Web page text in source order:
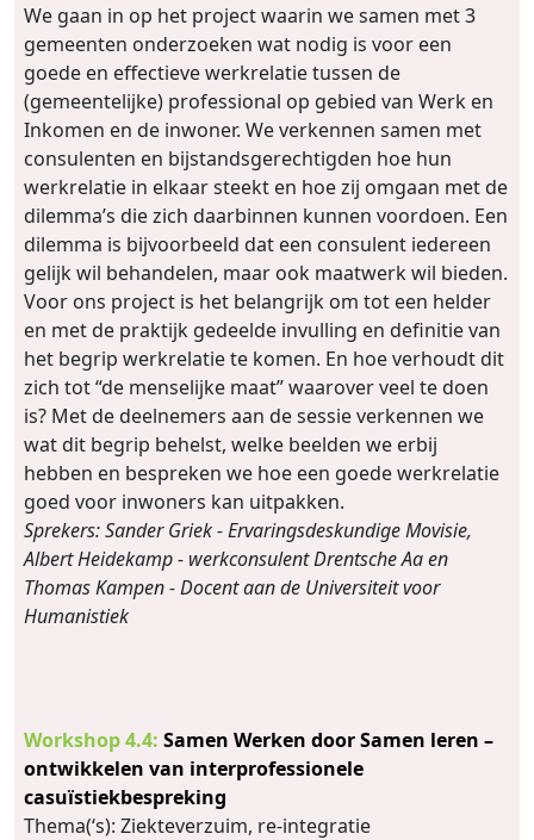
We gaan in op het project waarin we samen met 3
gemeenten onderzoeken wat nodig is voor een
goede en effectieve werkrelatie tussen de
(gemeentelijke) professional op gebied van Werk en
Inkomen en de inwoner. We verkennen samen met
consulenten en bijstandsgerechtigden hoe hun
werkrelatie in elkaar steekt en hoe zij omgaan met de
dilemma’s die zich daarbinnen kunnen voordoen. Een
dilemma is bijvoorbeeld dat een consulent iedereen
gelijk wil behandelen, maar ook maatwerk wil bieden.
Voor ons project is het belangrijk om tot een helder
en met de praktijk gedeelde invulling en definitie van
het begrip werkrelatie te komen. En hoe verhoudt dit
zich tot “de menselijke maat” waarover veel te doen
is? Met de deelnemers aan de sessie verkennen we
wat dit begrip behelst, welke beelden we erbij
hebben en bespreken we hoe een goede werkrelatie
goed voor inwoners kan uitpakken.
Sprekers: Sander Griek - Ervaringsdeskundige Movisie,
Albert Heidekamp - werkconsulent Drentsche Aa en
Thomas Kampen - Docent aan de Universiteit voor
Humanistiek
Workshop 4.4: Samen Werken door Samen leren –
ontwikkelen van interprofessionele
casuïstiekbespreking
Thema(‘s): Ziekteverzuim, re-integratie